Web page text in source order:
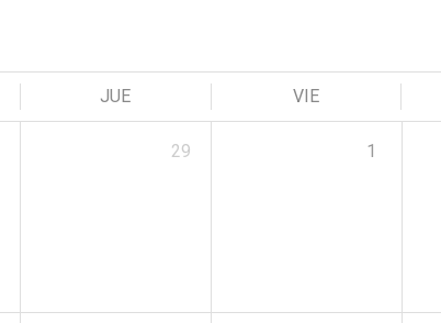
JUE VIE
29 1